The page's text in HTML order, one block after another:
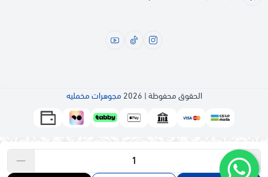
الحقوق محفوظة | 2026 مجوهرات مخمليه